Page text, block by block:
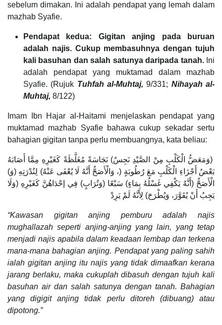
sebelum dimakan. Ini adalah pendapat yang lemah dalam
mazhab Syafie.
Pendapat kedua: Gigitan anjing pada buruan
adalah najis. Cukup membasuhnya dengan tujuh
kali basuhan dan salah satunya daripada tanah. Ini
adalah pendapat yang muktamad dalam mazhab
Syafie. (Rujuk Tuhfah al-Muhtaj, 9/331; Nihayah al-
Muhtaj, 8/122)
Imam Ibn Hajar al-Haitami menjelaskan pendapat yang
muktamad mazhab Syafie bahawa cukup sekadar sertu
bahagian gigitan tanpa perlu membuangnya, kata beliau:
(وَمَعَضُّ الْكَلْبِ مِنْ الصَّيْدِ نَجِسٌ) نَجَاسَةً مُغَلَّظَةً كَغَيْرِهِ مِمَّا أَصَابَهُ
بَعْضُ أَجْزَاءِ الْكَلْبِ مَعَ رُطُوبَةٍ (، وَالْأَصَحُّ أَنَّهُ لَا يُعْفَى عَنْهُ) لِنُدْرَتِهِ (وَ)
الْأَصَحُّ (أَنَّهُ يَكْفِي غَسْلُهُ بِمَاءٍ) سَبْعًا (وَتُرَابٍ) فِي إحْدَاهُنَّ كَغَيْرِهِ (وَلَا
يَجِبُ أَنْ يُقَوَّرَ، وَيُطْرَحَ) لِأَنَّهُ لَمْ يَرِدْ
“Kawasan gigitan anjing pemburu
adalah najis
mughallazah seperti anjing-anjing yang lain, yang tetap
menjadi najis apabila dalam keadaan lembap dan terkena
mana-mana bahagian anjing. Pendapat yang paling sahih
ialah gigitan anjing itu najis yang tidak dimaafkan kerana
jarang berlaku, maka cukuplah dibasuh dengan tujuh kali
basuhan air dan salah satunya dengan tanah. Bahagian
yang digigit anjing tidak perlu ditoreh (dibuang) atau
dipotong.”